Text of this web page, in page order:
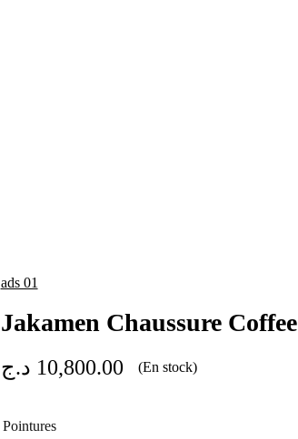
ads 01
Jakamen Chaussure Coffee
10,800.00 د.ج (En stock)
Pointures